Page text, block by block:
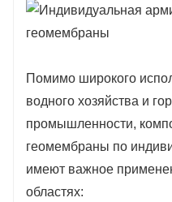
Помимо широкого
водного хозяйства и
промышленности,
геомембраны по
имеют важное
областях: